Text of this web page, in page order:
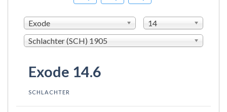
Exode
14
Schlachter (SCH) 1905
Exode 14.6
SCHLACHTER